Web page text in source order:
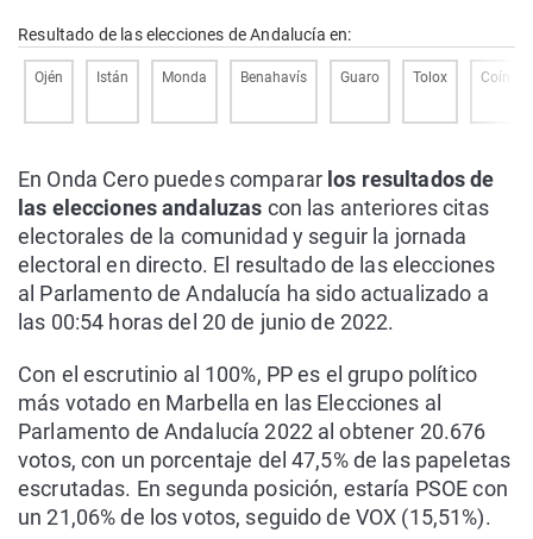
PCPA
0,11
ESCAÑOS EN BLANCO
0,11
50
PUM+J
0,1
43
PCTE
0,06
28
Resultado de las elecciones de Andalucía en:
Ojén Istán Monda Benahavís Guaro Tolox Coín
En Onda Cero puedes comparar los resultados de
las elecciones andaluzas con las anteriores citas
electorales de la comunidad y seguir la jornada
electoral en directo. El resultado de las elecciones
al Parlamento de Andalucía ha sido actualizado a
las 00:54 horas del 20 de junio de 2022.
Con el escrutinio al 100%, PP es el grupo político
más votado en Marbella en las Elecciones al
Parlamento de Andalucía 2022 al obtener 20.676
votos, con un porcentaje del 47,5% de las papeletas
escrutadas. En segunda posición, estaría PSOE con
un 21,06% de los votos, seguido de VOX (15,51%).